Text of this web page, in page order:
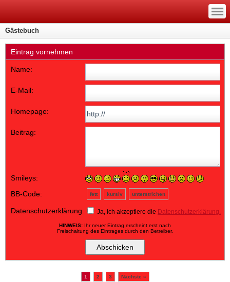
—
—
—
Gästebuch
Eintrag vornehmen
Name:
E-Mail:
Homepage:
Beitrag:
Smileys:
BB-Code:
fett kursiv unterstrichen
Datenschutzerklärung Ja, ich akzeptiere die Datenschutzerklärung.
HINWEIS: Ihr neuer Eintrag erscheint erst nach
Freischaltung des Eintrages durch den Betreiber.
1 2 3 Nächste »